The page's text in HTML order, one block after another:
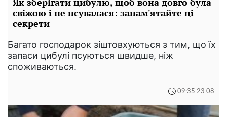
свіжою і не псувалася: запам'ятайте ці
секрети
Багато господарок зіштовхуються з тим, що їх
запаси цибулі псуються швидше, ніж
споживаються.
09:35 23.08